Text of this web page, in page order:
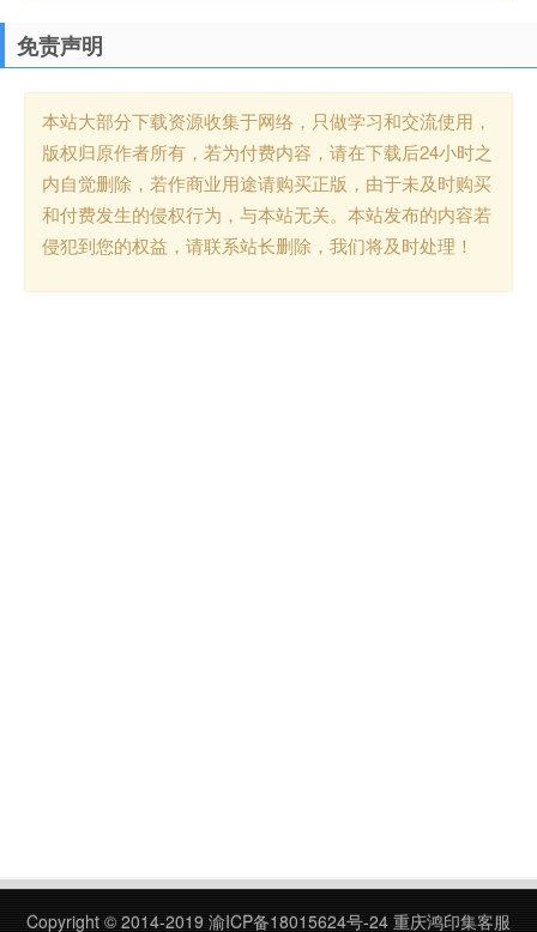
免责声明
本站大部分下载资源收集于网络，只做学习和交流使用，
版权归原作者所有，若为付费内容，请在下载后24小时之
内自觉删除，若作商业用途请购买正版，由于未及时购买
和付费发生的侵权行为，与本站无关。本站发布的内容若
侵犯到您的权益，请联系站长删除，我们将及时处理！
Copyright © 2014-2019 渝ICP备18015624号-24 重庆鸿印集客服